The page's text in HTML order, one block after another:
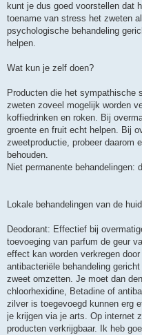
kunt je dus goed voorstellen dat
toename van stress het zweten
psychologische behandeling
helpen.
Wat kun je zelf doen?
Producten die het sympathische
zweten zoveel mogelijk worden
koffiedrinken en roken. Bij
groente en fruit echt helpen. Bij
zweetproductie, probeer daarom
behouden.
Niet permanente
Lokale behandelingen van de
Deodorant: Effectief bij
toevoeging van parfum de geur
effect kan worden verkregen
antibacteriële behandeling
zweet omzetten. Je moet dan
chloorhexidine, Betadine of
zilver is toegevoegd kunnen erg
je krijgen via je arts. Op internet
producten verkrijgbaar. Ik heb